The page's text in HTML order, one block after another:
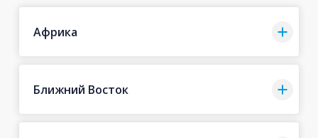
Африка
Ближний Восток